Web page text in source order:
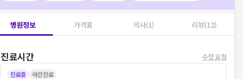
병원정보 가격표 의사(1) 리뷰(12)
진료시간 수정 요청
진료중 야간진료